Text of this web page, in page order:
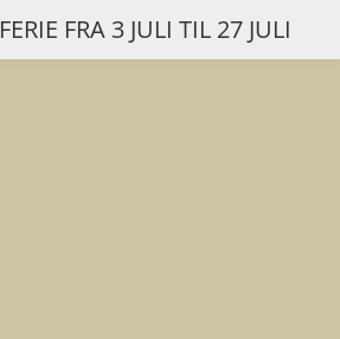
FERIE FRA 3 JULI TIL 27 JULI